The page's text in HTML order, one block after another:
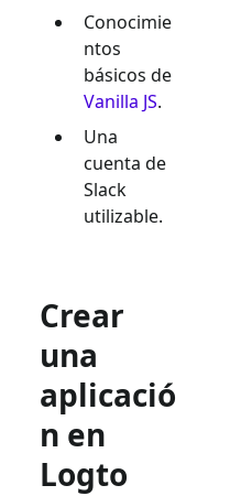
Conocimie
ntos
básicos de
Vanilla JS.
Una
cuenta de
Slack
utilizable.
Crear
una
aplicació
n en
Logto